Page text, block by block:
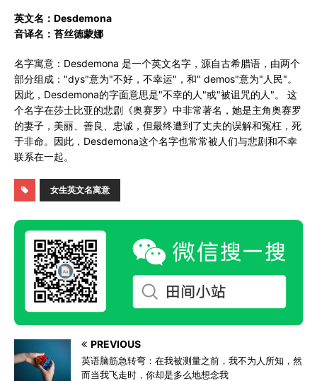
英文名：Desdemona
音译名：苔丝德蒙娜
名字寓意：Desdemona 是一个英文名字，源自古希腊语，由两个
部分组成："dys"意为"不好，不幸运"，和" demos"意为"人民"。
因此，Desdemona的字面意思是"不幸的人"或"被诅咒的人"。 这
个名字在莎士比亚的悲剧《奥赛罗》中非常著名，她是主角奥赛罗
的妻子，美丽、善良、忠诚，但最终遭到了丈夫的误解和冤枉，死
于非命。因此，Desdemona这个名字也常常被人们与悲剧和不幸
联系在一起。
女生英文名寓意
PREVIOUS
英语脑筋急转弯：在我被测量之前，我不为人所知，然
而当我飞走时，你却是多么地想念我